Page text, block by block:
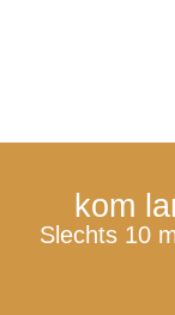
kom
Slechts 10